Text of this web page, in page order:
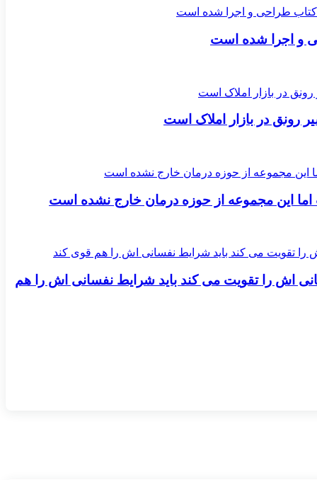
و اجرا شده است
در بازار املاک است
اش را تقویت می کند باید شرایط نفسانی اش را هم